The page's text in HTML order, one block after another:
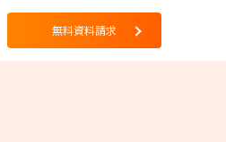
無料資料請求